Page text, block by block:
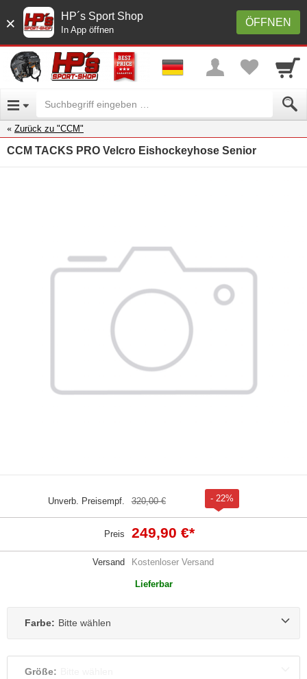
× ÖFFNEN
HP´s Sport Shop
In App öffnen
Zurück zu "CCM"
CCM TACKS PRO Velcro Eishockeyhose Senior
Unverb. Preisempf. 320,00 € - 22%
Preis 249,90 €*
Versand Kostenloser Versand
Lieferbar
Farbe: Bitte wählen
Größe: